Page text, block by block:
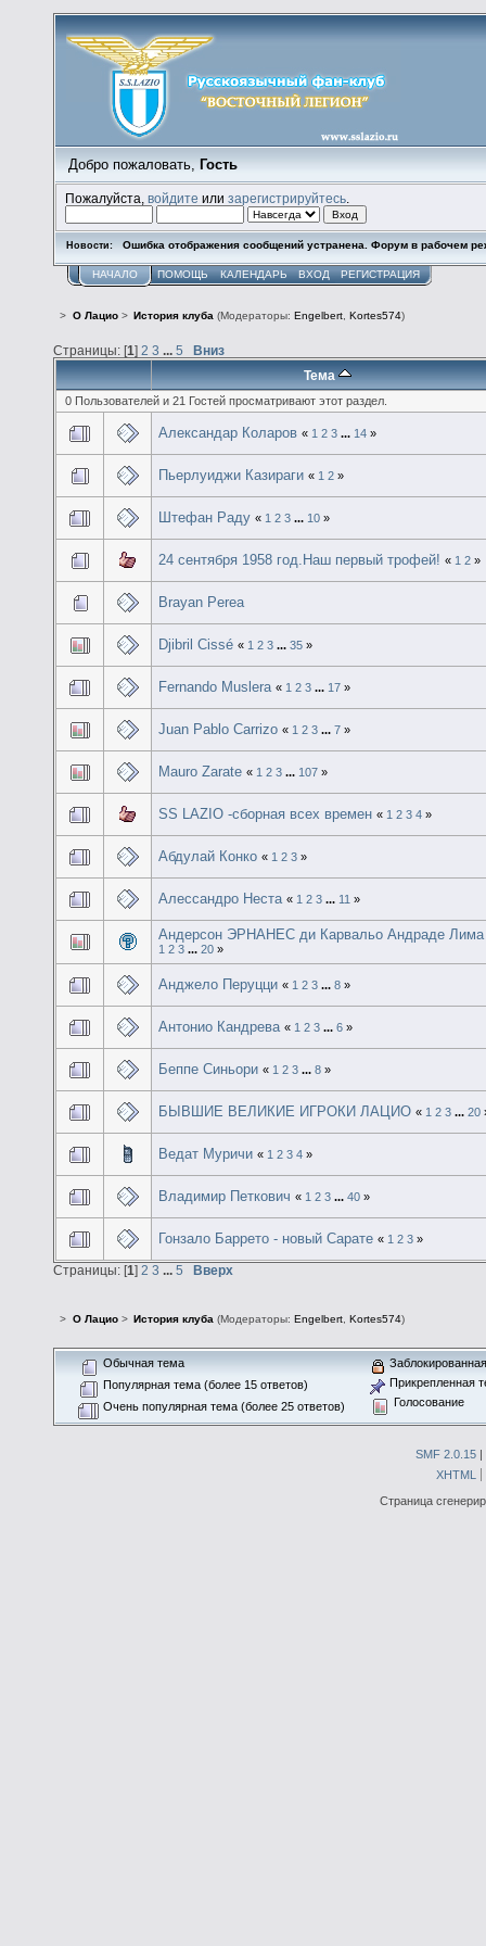
Добро пожаловать, Гость
Пожалуйста,войдите илизарегистрируйтесь
Новости: Ошибка отображения сообщений устранена. Форум в рабочем
НАЧАЛО ПОМОЩЬ КАЛЕНДАРЬ ВХОД РЕГИСТРАЦИЯ
> О Лацио> История клуба (Модераторы: Engelbert, Kortes574)
Страницы: [1] 2 3 ... 5
Вниз
Тема
0 Пользователей и 21 Гостей просматривают этот раздел.
Александар Коларов« 1 2 3 ... 14 »
Пьерлуиджи Казираги « 1 2 »
Штефан Раду « 1 2 3 ... 10 »
24 сентября 1958 год.Наш первый трофей! « 1 2 »
Brayan Perea
Djibril Cissé « 1 2 3 ...35 »
Fernando Muslera« 1 2 3 ... 17 »
Juan Pablo Carrizo « 1 2 3 ...7 »
Mauro Zarate « 1 2 3 ... 107 »
SS LAZIO -сборная всех времен « 1 2 3 4 »
Абдулай Конко « 1 2 3 »
Алессандро Неста « 1 2 3 ... 11 »
Андерсон ЭРНАНЕС ди Карвальо Андраде Лима
1 2 3 ...20 »
Анджело Перуцци « 1 2 3 ...8 »
Антонио Кандрева « 1 2 3 ...6 »
Беппе Синьори « 1 2 3 ...8 »
БЫВШИЕ ВЕЛИКИЕ ИГРОКИ ЛАЦИО « 1 2 3 ...20
Ведат Муричи « 1 2 3 4 »
Владимир Петкович « 1 2 3 ...40 »
Гонзало Баррето - новый Сарате « 1 2 3 »
Страницы: [1] 2 3 ... 5 Вверх
> О Лацио> История клуба(Модераторы: Engelbert, Kortes574)
Обычная тема
Популярная тема (более 15 ответов)
Очень популярная тема (более 25 ответов)
Прикрепленная
Голосование
SMF 2.0.15 |
XHTML
Страница